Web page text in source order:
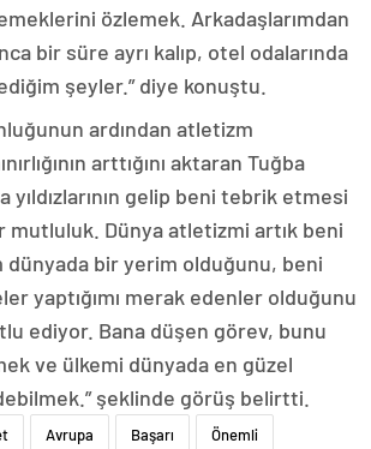
özlemek. Arkadaşlarımdan
bir süre ayrı kalıp, otel odalarında
şeyler.” diye konuştu.
ardından atletizm
arttığını aktaran Tuğba
yıldızlarının gelip beni tebrik etmesi
Dünya atletizmi artık beni
dünyada bir yerim olduğunu, beni
yaptığımı merak edenler olduğunu
ediyor. Bana düşen görev, bunu
ve ülkemi dünyada en güzel
şeklinde görüş belirtti.
Avrupa Başarı Önemli